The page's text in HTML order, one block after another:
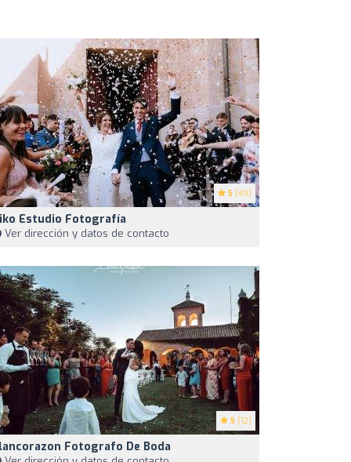
5 (49)
Estudio Fotografía
Ver dirección y datos de contacto
5 (12)
Fotografo De Boda